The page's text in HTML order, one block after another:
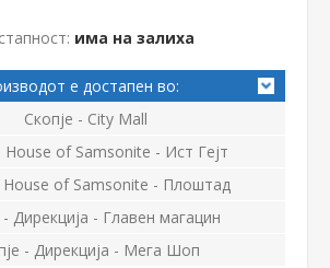
има на залиха
е достапен во:
Скопје - City Mall
House of Samsonite - Ист Гејт
House of Samsonite - Плоштад
- Дирекција - Главен магацин
- Дирекција - Мега Шоп